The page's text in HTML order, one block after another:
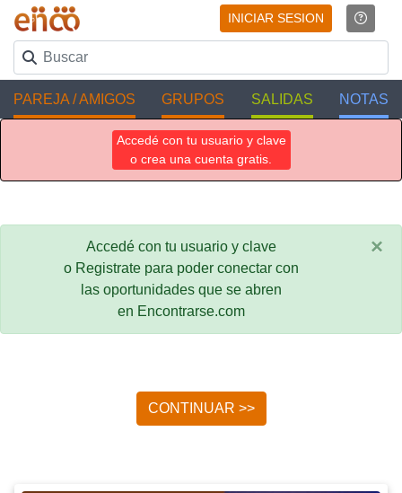
INICIAR SESION
PAREJA / AMIGOS GRUPOS SALIDAS NOTAS
Accedé con tu usuario y clave
o crea una cuenta gratis.
Accedé con tu usuario y clave
o Registrate para poder conectar con
las oportunidades que se abren
en Encontrarse.com
×
CONTINUAR >>